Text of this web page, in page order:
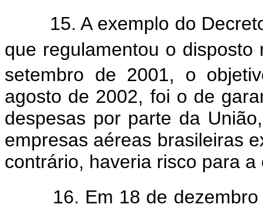
15. A exemplo do
que regulamentou o disposto
setembro de 2001, o
agosto de 2002, foi o de
despesas por parte da
empresas aéreas brasileiras
contrário, haveria risco para
16. Em 18 de dezembro